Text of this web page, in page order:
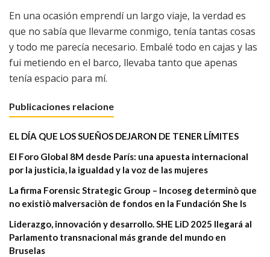
En una ocasión emprendí un largo viaje, la verdad es
que no sabía que llevarme conmigo, tenía tantas cosas
y todo me parecía necesario. Embalé todo en cajas y las
fui metiendo en el barco, llevaba tanto que apenas
tenía espacio para mí.
Publicaciones relacione
EL DÍA QUE LOS SUEÑOS DEJARON DE TENER LÍMITES
El Foro Global 8M desde París: una apuesta internacional
por la justicia, la igualdad y la voz de las mujeres
La firma Forensic Strategic Group – Incoseg determinò que
no existiò malversaciòn de fondos en la Fundación She Is
Liderazgo, innovación y desarrollo. SHE LiD 2025 llegará al
Parlamento transnacional más grande del mundo en
Bruselas